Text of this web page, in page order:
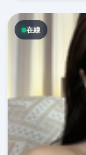
在線